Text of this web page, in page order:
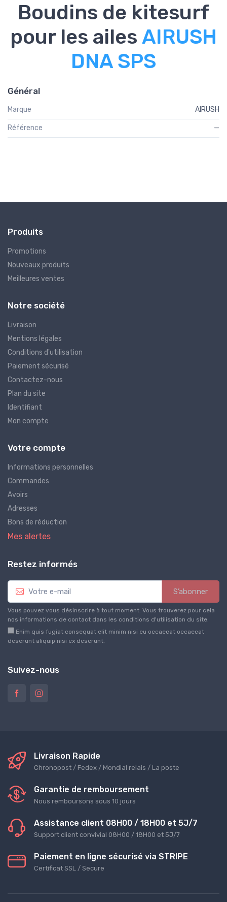
Boudins de kitesurf
pour les ailes AIRUSH
DNA SPS
Général
Marque AIRUSH
Référence —
Produits
Promotions
Nouveaux produits
Meilleures ventes
Notre société
Livraison
Mentions légales
Conditions d'utilisation
Paiement sécurisé
Contactez-nous
Plan du site
Identifiant
Mon compte
Votre compte
Informations personnelles
Commandes
Avoirs
Adresses
Bons de réduction
Mes alertes
Restez informés
S’abonner
Vous pouvez vous désinscrire à tout moment. Vous trouverez pour cela
nos informations de contact dans les conditions d'utilisation du site.
Enim quis fugiat consequat elit minim nisi eu occaecat occaecat
deserunt aliquip nisi ex deserunt.
Suivez-nous
Livraison Rapide
Chronopost / Fedex / Mondial relais / La poste
Garantie de remboursement
Nous remboursons sous 10 jours
Assistance client 08H00 / 18H00 et 5J/7
Support client convivial 08H00 / 18H00 et 5J/7
Paiement en ligne sécurisé via STRIPE
Certificat SSL / Secure